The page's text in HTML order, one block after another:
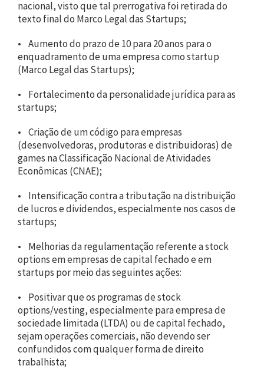
nacional, visto que tal prerrogativa foi retirada do
texto final do Marco Legal das Startups;
• Aumento do prazo de 10 para 20 anos para o
enquadramento de uma empresa como startup
(Marco Legal das Startups);
• Fortalecimento da personalidade jurídica para as
startups;
• Criação de um código para empresas
(desenvolvedoras, produtoras e distribuidoras) de
games na Classificação Nacional de Atividades
Econômicas (CNAE);
• Intensificação contra a tributação na distribuição
de lucros e dividendos, especialmente nos casos de
startups;
• Melhorias da regulamentação referente a stock
options em empresas de capital fechado e em
startups por meio das seguintes ações:
• Positivar que os programas de stock
options/vesting, especialmente para empresa de
sociedade limitada (LTDA) ou de capital fechado,
sejam operações comerciais, não devendo ser
confundidos com qualquer forma de direito
trabalhista;